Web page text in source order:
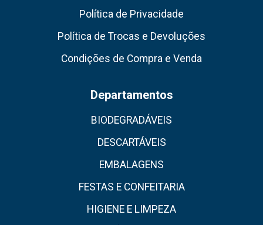
Política de Privacidade
Política de Trocas e Devoluções
Condições de Compra e Venda
Departamentos
BIODEGRADÁVEIS
DESCARTÁVEIS
EMBALAGENS
FESTAS E CONFEITARIA
HIGIENE E LIMPEZA